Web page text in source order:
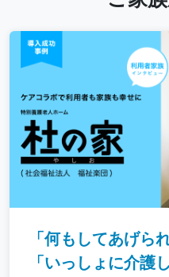
「何もしてあげら
「いっしょに介護